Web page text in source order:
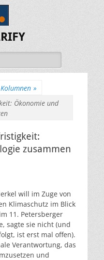
Kolumnen »
Ökonomie und
zusammen
will im Zuge von
Klimaschutz im Blick
11. Petersberger
sagte sie nicht (und
ist erst mal offen).
Verantwortung, das
und